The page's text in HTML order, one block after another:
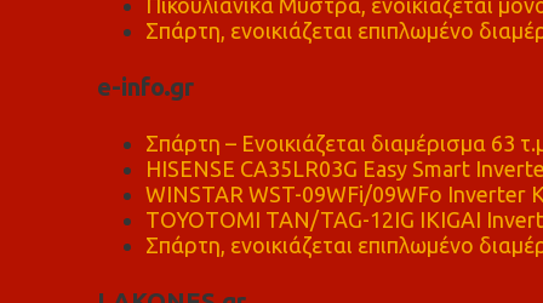
Πικουλιάνικα Μυστρά, ενοικιάζεται
Σπάρτη, ενοικιάζεται επιπλωμένο
e-info.gr
Σπάρτη – Ενοικιάζεται διαμέρισμα 63
HISENSE CA35LR03G Easy Smart
WINSTAR WST-09WFi/09WFo Inverter
TOYOTOMI TAN/TAG-12IG IKIGAI
Σπάρτη, ενοικιάζεται επιπλωμένο